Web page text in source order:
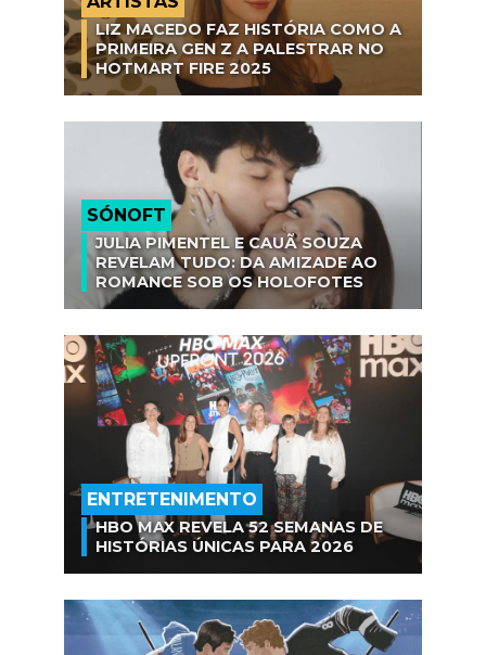
LIZ MACEDO FAZ HISTÓRIA COMO A
PRIMEIRA GEN Z A PALESTRAR NO
HOTMART FIRE 2025
SÓNOFT
JULIA PIMENTEL E CAUÃ SOUZA
REVELAM TUDO: DA AMIZADE AO
ROMANCE SOB OS HOLOFOTES
ENTRETENIMENTO
HBO MAX REVELA 52 SEMANAS DE
HISTÓRIAS ÚNICAS PARA 2026